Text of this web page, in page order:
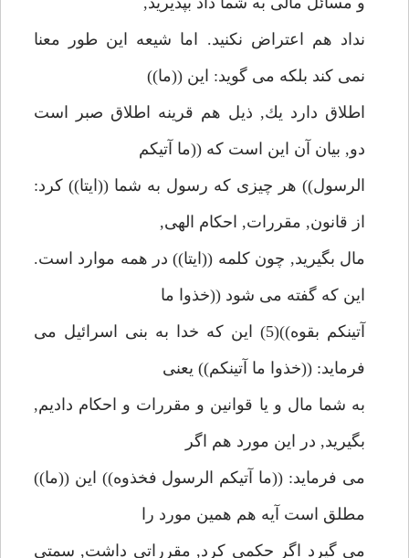
نداد هم اعتراض نكنيد. اما شيعه اين طور معنا
نمى كند بلكه مى گويد: اين ((ما))
اطلاق دارد يك, ذيل هم قرينه اطلاق صبر است
دو, بيان آن اين است كه ((ما آتيكم
الرسول)) هر چيزى كه رسول به شما ((ايتا)) كرد:
از قانون, مقررات, احكام الهى,
مال بگيريد, چون كلمه ((ايتا)) در همه موارد است.
اين كه گفته مى شود ((خذوا ما
آتينكم بقوه))(5) اين كه خدا به بنى اسرائيل مى
فرمايد: ((خذوا ما آتينكم)) يعنى
به شما مال و يا قوانين و مقررات و احكام داديم,
بگيريد, در اين مورد هم اگر
مى فرمايد: ((ما آتيكم الرسول فخذوه)) اين ((ما))
مطلق است آيه هم همين مورد را
مى گيرد اگر حكمى كرد, مقرراتى داشت, سمتى